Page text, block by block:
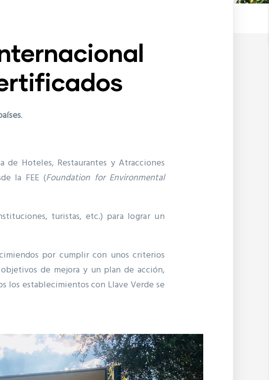
.
de Hoteles, Restaurantes y Atracciones
la FEE (Foundation for Environmental
turistas, etc.) para lograr un
por cumplir con unos criterios
de mejora y un plan de acción,
los establecimientos con Llave Verde se